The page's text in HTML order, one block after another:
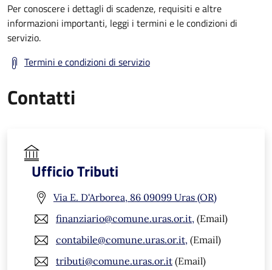
Per conoscere i dettagli di scadenze, requisiti e altre
informazioni importanti, leggi i termini e le condizioni di
servizio.
Termini e condizioni di servizio
Contatti
Ufficio Tributi
Via E. D'Arborea, 86 09099 Uras (OR)
finanziario@comune.uras.or.it, (Email)
contabile@comune.uras.or.it, (Email)
tributi@comune.uras.or.it (Email)